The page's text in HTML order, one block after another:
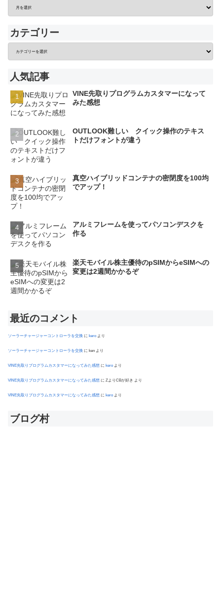
カテゴリー
人気記事
VINE先取りプログラムカスタマーになって
みた感想
OUTLOOK難しい クイック操作のテキス
トだけフォントが違う
真空ハイブリッドコンテナの密閉度を100均
でアップ！
アルミフレームを使ってパソコンデスクを
作る
楽天モバイル株主優待のpSIMからeSIMへの
変更は2週間かかるぞ
最近のコメント
ソーラーチャージャーコントローラを交換 に kero より
ソーラーチャージャーコントローラを交換 に ken より
VINE先取りプログラムカスタマーになってみた感想 に kero より
VINE先取りプログラムカスタマーになってみた感想 に ZよりCBが好き より
VINE先取りプログラムカスタマーになってみた感想 に kero より
ブログ村